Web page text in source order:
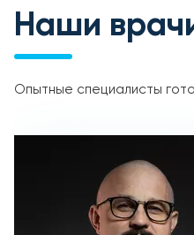
Наши
Опытные специалисты